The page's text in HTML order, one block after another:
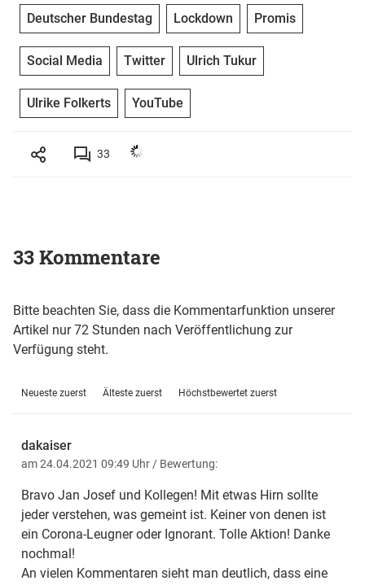
Deutscher Bundestag Lockdown Promis
Social Media Twitter Ulrich Tukur
Ulrike Folkerts YouTube
33
33 Kommentare
Bitte beachten Sie, dass die Kommentarfunktion unserer
Artikel nur 72 Stunden nach Veröffentlichung zur
Verfügung steht.
Neueste zuerst Älteste zuerst Höchstbewertet zuerst
dakaiser
am 24.04.2021 09:49 Uhr / Bewertung:
Bravo Jan Josef und Kollegen! Mit etwas Hirn sollte
jeder verstehen, was gemeint ist. Keiner von denen ist
ein Corona-Leugner oder Ignorant. Tolle Aktion! Danke
nochmal!
An vielen Kommentaren sieht man deutlich, dass eine